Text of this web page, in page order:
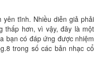
tĩnh. Nhiều diễn giả phải
thấp hơn, vì vậy, đây là một
bạn có đáp ứng được nhiệm
trong số các bản nhạc cổ